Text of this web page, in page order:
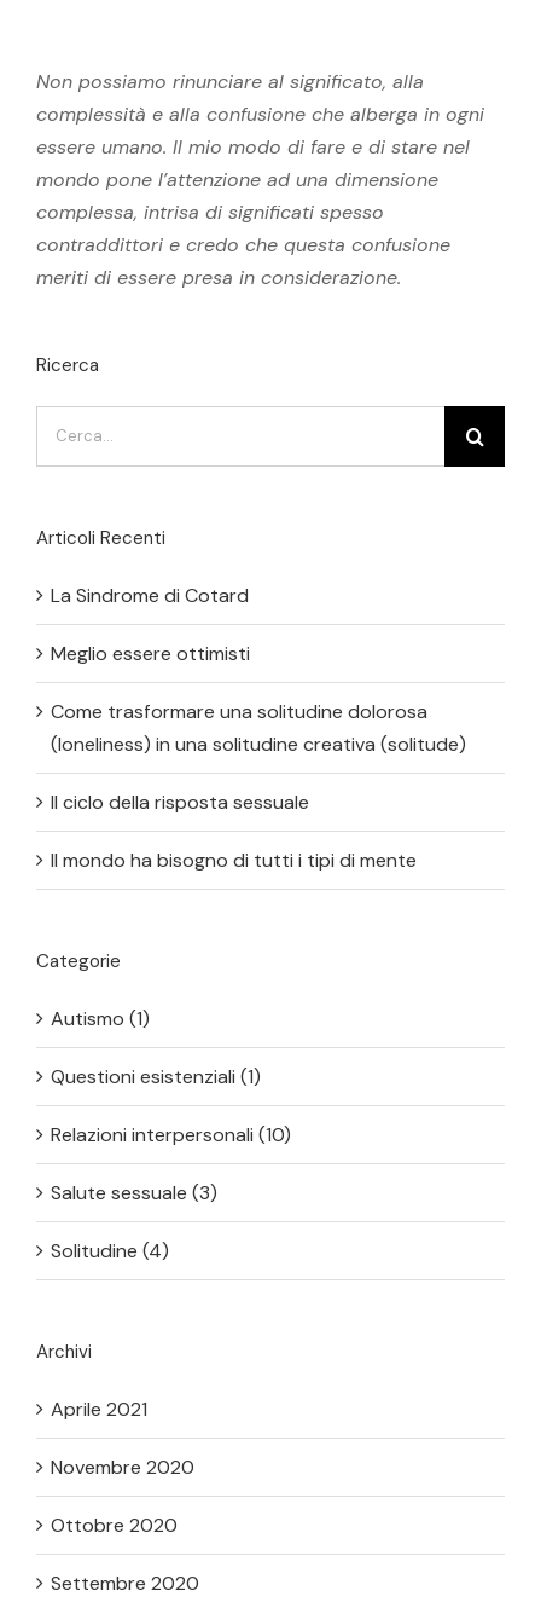
Non possiamo rinunciare al significato, alla
complessità e alla confusione che alberga in ogni
essere umano. Il mio modo di fare e di stare nel
mondo pone l’attenzione ad una dimensione
complessa, intrisa di significati spesso
contraddittori e credo che questa confusione
meriti di essere presa in considerazione.
Ricerca
Articoli Recenti
La Sindrome di Cotard
Meglio essere ottimisti
Come trasformare una solitudine dolorosa
(loneliness) in una solitudine creativa (solitude)
Il ciclo della risposta sessuale
Il mondo ha bisogno di tutti i tipi di mente
Categorie
Autismo (1)
Questioni esistenziali (1)
Relazioni interpersonali (10)
Salute sessuale (3)
Solitudine (4)
Archivi
Aprile 2021
Novembre 2020
Ottobre 2020
Settembre 2020